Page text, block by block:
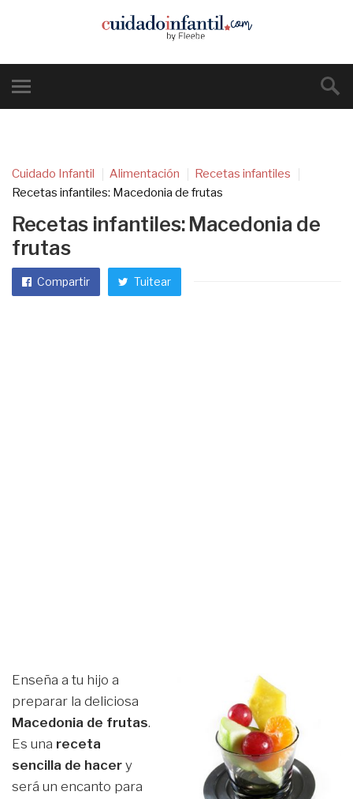
Cuidado Infantil Alimentación
Recetas infantiles
Recetas infantiles: Macedonia de frutas
Recetas infantiles: Macedonia de
frutas
Compartir Tuitear
Enseña a tu hijo a
preparar la deliciosa
Macedonia de frutas.
Es una receta
sencilla de hacer y
será un encanto para